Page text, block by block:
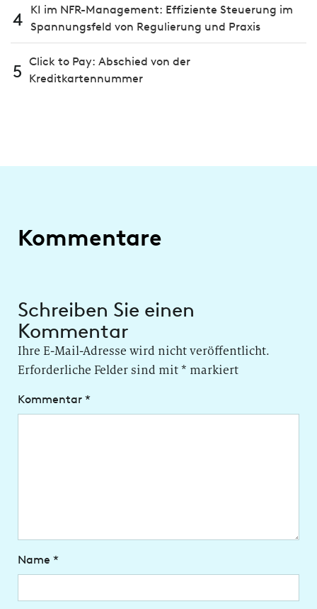
4
KI im NFR-Management: Effiziente Steuerung im
Spannungsfeld von Regulierung und Praxis
5 Click to Pay: Abschied von der
Kreditkartennummer
Kommentare
Schreiben Sie einen
Kommentar
Ihre E-Mail-Adresse wird nicht veröffentlicht.
Erforderliche Felder sind mit* markiert
Kommentar *
Name *